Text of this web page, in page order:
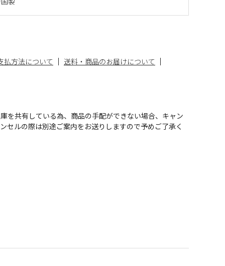
払方法について 送料・商品のお届けについて
を共有している為、商品の手配ができない場合、キャン
セルの際は別途ご案内をお送りしますので予めご了承く